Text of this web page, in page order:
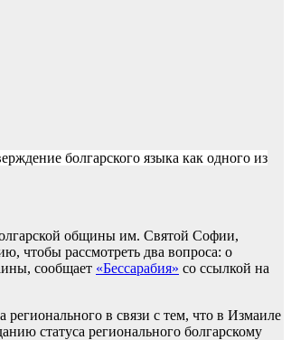
болгарского языка как одного из
общины им. Святой Софии,
чтобы рассмотреть два вопроса: о
сообщает «Бессарабия» со ссылкой на
в связи с тем, что в Измаиле
статуса регионального болгарскому